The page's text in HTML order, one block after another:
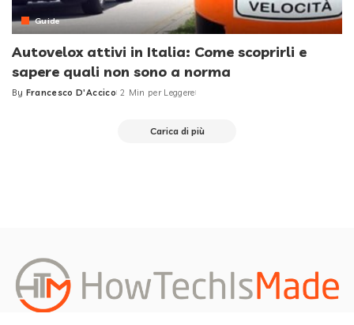
Guide
Autovelox attivi in Italia: Come scoprirli e
sapere quali non sono a norma
Posted
By Francesco D'Accico 2 Min per Leggere
Carica di più